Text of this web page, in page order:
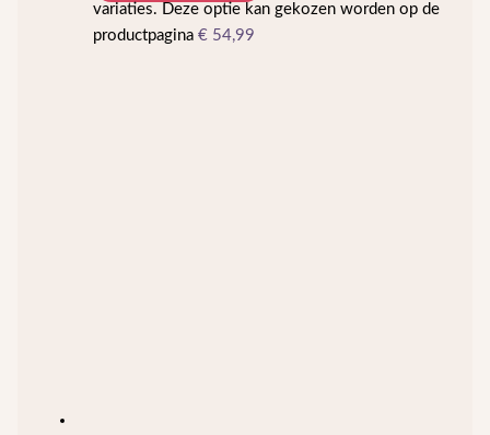
variaties. Deze optie kan gekozen worden op de
productpagina€ 54,99